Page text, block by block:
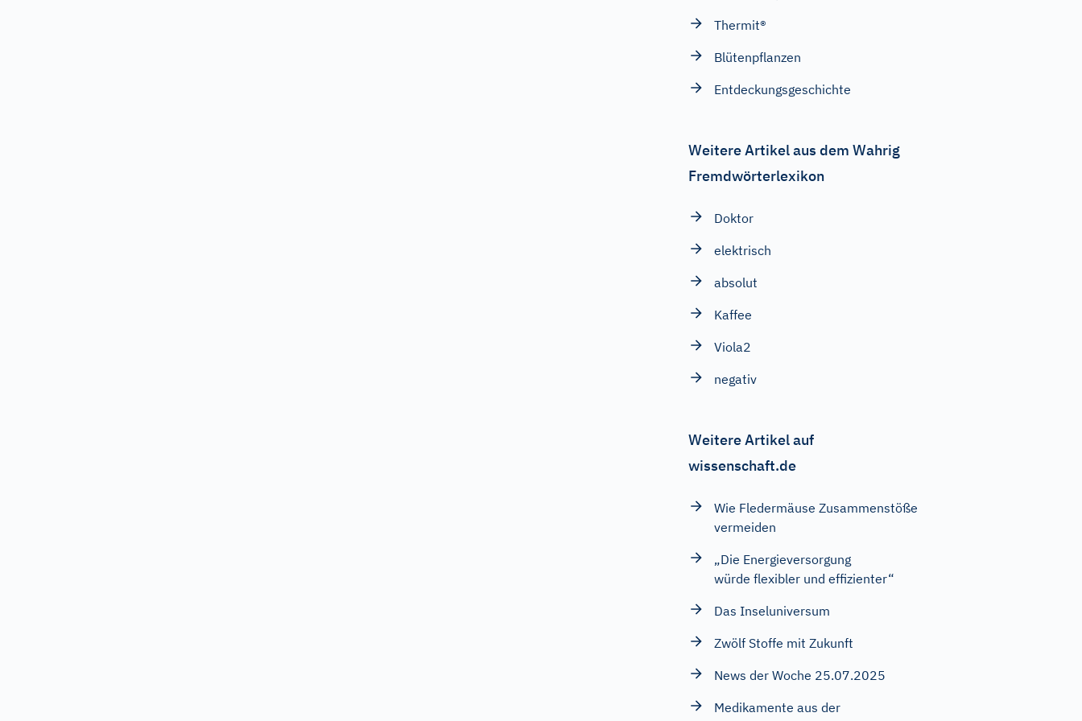
Thermit®
Blütenpflanzen
Entdeckungsgeschichte
Weitere Artikel aus dem Wahrig
Fremdwörterlexikon
Doktor
elektrisch
absolut
Kaffee
Viola2
negativ
Weitere Artikel auf
wissenschaft.de
Wie Fledermäuse Zusammenstöße
vermeiden
„Die Energieversorgung
würde flexibler und effizienter“
Das Inseluniversum
Zwölf Stoffe mit Zukunft
News der Woche 25.07.2025
Medikamente aus der